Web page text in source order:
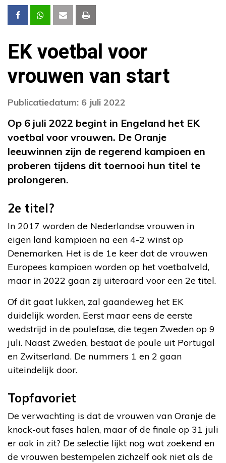
EK voetbal voor
vrouwen van start
Publicatiedatum: 6 juli 2022
Op 6 juli 2022 begint in Engeland het EK
voetbal voor vrouwen. De Oranje
leeuwinnen zijn de regerend kampioen en
proberen tijdens dit toernooi hun titel te
prolongeren.
2e titel?
In 2017 worden de Nederlandse vrouwen in
eigen land kampioen na een 4-2 winst op
Denemarken. Het is de 1e keer dat de vrouwen
Europees kampioen worden op het voetbalveld,
maar in 2022 gaan zij uiteraard voor een 2e titel.
Of dit gaat lukken, zal gaandeweg het EK
duidelijk worden. Eerst maar eens de eerste
wedstrijd in de poulefase, die tegen Zweden op 9
juli. Naast Zweden, bestaat de poule uit Portugal
en Zwitserland. De nummers 1 en 2 gaan
uiteindelijk door.
Topfavoriet
De verwachting is dat de vrouwen van Oranje de
knock-out fases halen, maar of de finale op 31 juli
er ook in zit? De selectie lijkt nog wat zoekend en
de vrouwen bestempelen zichzelf ook niet als de